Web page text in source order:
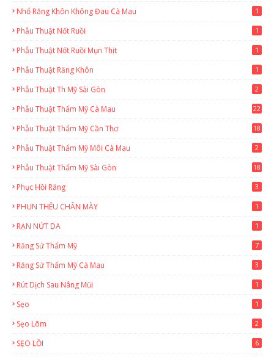
Nhổ Răng Khôn Không Đau Cà Mau 1
Phẫu Thuật Nốt Ruồi 1
Phẫu Thuật Nốt Ruồi Mụn Thịt 1
Phẫu Thuật Răng Khôn 1
Phẫu Thuật Th Mỹ Sài Gòn 2
Phẫu Thuật Thẩm Mỹ Cà Mau
22
Phẫu Thuật Thẩm Mỹ Cần Thơ
18
Phẫu Thuật Thẩm Mỹ Môi Cà Mau 2
Phẫu Thuật Thẩm Mỹ Sài Gòn
18
Phục Hồi Răng 3
PHUN THÊU CHÂN MÀY 1
RẠN NỨT DA 1
Răng Sứ Thẩm Mỹ 7
Răng Sứ Thẩm Mỹ Cà Mau 3
Rút Dịch Sau Nâng Mũi 1
Sẹo 1
Sẹo Lõm 2
SẸO LỒI 6